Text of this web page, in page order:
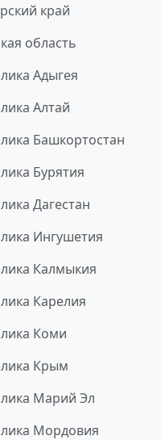
край
область
Адыгея
Алтай
Башкортостан
Бурятия
Дагестан
Ингушетия
Калмыкия
Карелия
Коми
Крым
Марий Эл
Мордовия